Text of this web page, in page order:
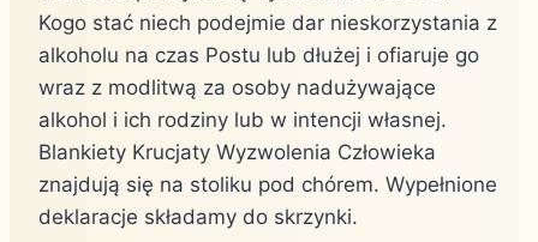
Kogo stać niech podejmie dar nieskorzystania z
alkoholu na czas Postu lub dłużej i ofiaruje go
wraz z modlitwą za osoby nadużywające
alkohol i ich rodziny lub w intencji własnej.
Blankiety Krucjaty Wyzwolenia Człowieka
znajdują się na stoliku pod chórem. Wypełnione
deklaracje składamy do skrzynki.